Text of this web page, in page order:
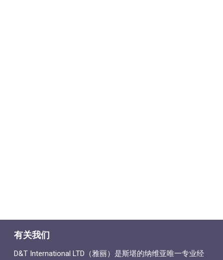
有关我们
D&T International LTD（雅丽）是斯堪的纳维亚唯一专业经